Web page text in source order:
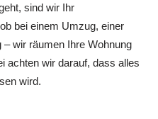
sind wir Ihr
bei einem Umzug, einer
wir räumen Ihre Wohnung
achten wir darauf, dass alles
wird.